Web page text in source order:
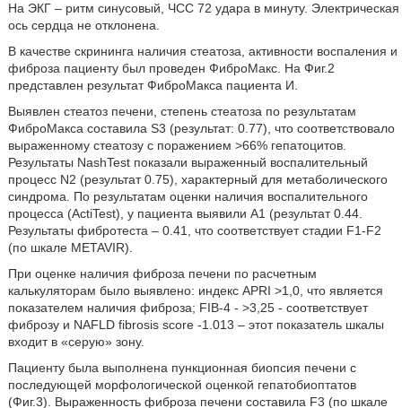
На ЭКГ – ритм синусовый, ЧСС 72 удара в минуту. Электрическая
ось сердца не отклонена.
В качестве скрининга наличия стеатоза, активности воспаления и
фиброза пациенту был проведен ФиброМакс. На Фиг.2
представлен результат ФиброМакса пациента И.
Выявлен стеатоз печени, степень стеатоза по результатам
ФиброМакса составила S3 (результат: 0.77), что соответствовало
выраженному стеатозу с поражением >66% гепатоцитов.
Результаты NashTest показали выраженный воспалительный
процесс N2 (результат 0.75), характерный для метаболического
синдрома. По результатам оценки наличия воспалительного
процесса (ActiTest), у пациента выявили A1 (результат 0.44.
Результаты фибротеста – 0.41, что соответствует стадии F1-F2
(по шкале METAVIR).
При оценке наличия фиброза печени по расчетным
калькуляторам было выявлено: индекс APRI >1,0, что является
показателем наличия фиброза; FIB-4 - >3,25 - соответствует
фиброзу и NAFLD fibrosis score -1.013 – этот показатель шкалы
входит в «серую» зону.
Пациенту была выполнена пункционная биопсия печени с
последующей морфологической оценкой гепатобиоптатов
(Фиг.3). Выраженность фиброза печени составила F3 (по шкале